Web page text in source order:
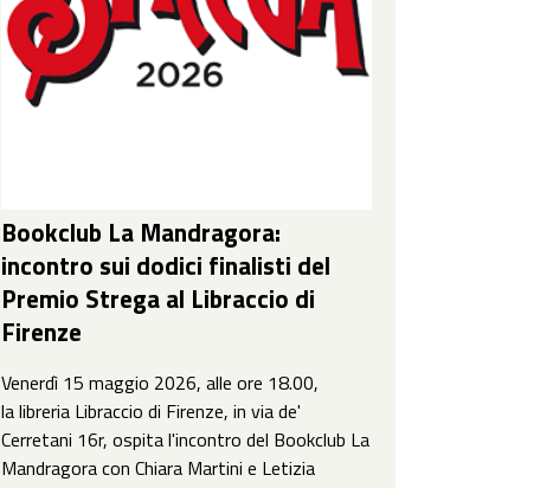
Bookclub La Mandragora:
incontro sui dodici finalisti del
Premio Strega al Libraccio di
Firenze
Venerdì 15 maggio 2026, alle ore 18.00,
la libreria Libraccio di Firenze, in via de'
Cerretani 16r, ospita l'incontro del Bookclub La
Mandragora con Chiara Martini e Letizia